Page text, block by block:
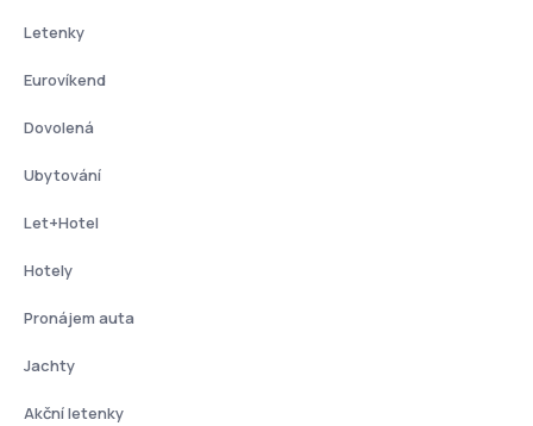
Letenky
Eurovíkend
Dovolená
Ubytování
Let+Hotel
Hotely
Pronájem auta
Jachty
Akční letenky